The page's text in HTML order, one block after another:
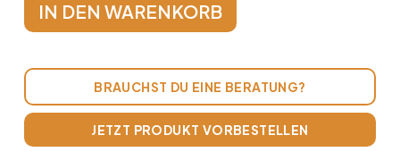
IN DEN WARENKORB
BRAUCHST DU EINE BERATUNG?
JETZT PRODUKT VORBESTELLEN